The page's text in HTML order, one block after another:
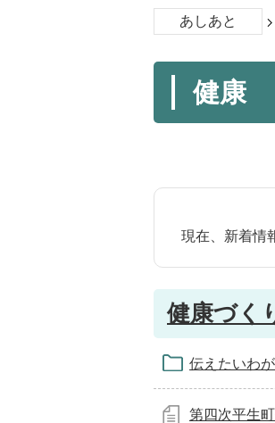
あしあと
健康
現在、新着情
健康づく
伝えたいわ
第四次平生